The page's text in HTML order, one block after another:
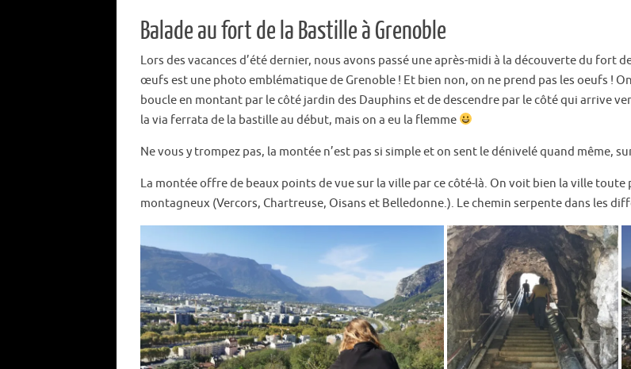
Balade au fort de la Bastille à Grenoble
Lors des vacances d’été dernier, nous avons passé une après-midi à la découverte du fort
œufs est une photo emblématique de Grenoble ! Et bien non, on ne prend pas les oeufs !
boucle en montant par le côté jardin des Dauphins et de descendre par le côté qui arrive
la via ferrata de la bastille au début, mais on a eu la flemme
Ne vous y trompez pas, la montée n’est pas si simple et on sent le dénivelé quand même,
La montée offre de beaux points de vue sur la ville par ce côté-là. On voit bien la ville
montagneux (Vercors, Chartreuse, Oisans et Belledonne.). Le chemin serpente dans les